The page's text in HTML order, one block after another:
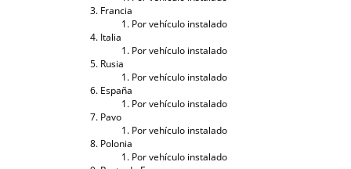
Francia
Por vehículo instalado
Italia
Por vehículo instalado
Rusia
Por vehículo instalado
España
Por vehículo instalado
Pavo
Por vehículo instalado
Polonia
Por vehículo instalado